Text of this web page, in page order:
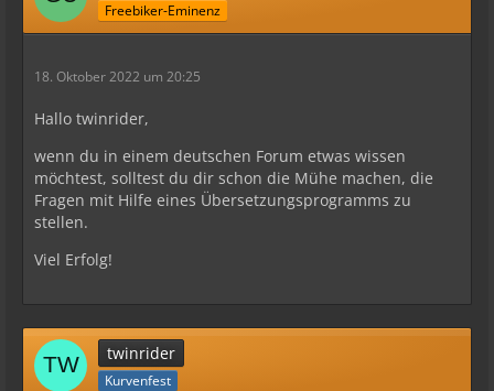
Freebiker-Eminenz
18. Oktober 2022 um 20:25
Hallo twinrider,
wenn du in einem deutschen Forum etwas wissen
möchtest, solltest du dir schon die Mühe machen, die
Fragen mit Hilfe eines Übersetzungsprogramms zu
stellen.
Viel Erfolg!
twinrider
Kurvenfest